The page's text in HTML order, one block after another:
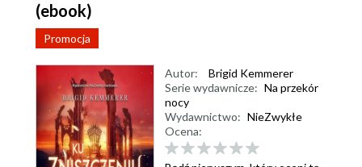
(ebook)
Promocja
Autor:
Brigid Kemmerer
Serie wydawnicze: Na przekór
nocy
Wydawnictwo: NieZwykłe
Ocena: